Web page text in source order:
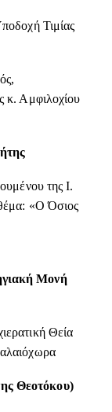
Τιμίας
κ. Αμφιλοχίου
της Ι.
«Ο Όσιος
Μονή
Θεία
Θεοτόκου)